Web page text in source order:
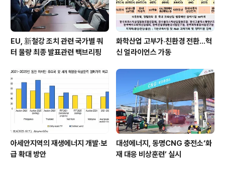
EU, 新철강 조치 관련 국가별 쿼
터 물량 최종 발표관련 백브리핑
화학산업 고부가‧친환경 전환…혁
신 얼라이언스 가동
아세안지역의 재생에너지 개발·보
급 확대 방안
대성에너지, 동명CNG 충전소‘화
재 대응 비상훈련’ 실시